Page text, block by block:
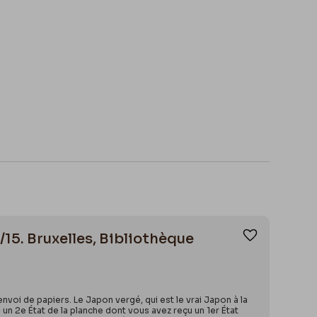
Bruxelles, Bibliothèque
de papiers. Le Japon vergé, qui est le vrai Japon à la
2e État de la planche dont vous avez reçu un 1er État
Ajouter